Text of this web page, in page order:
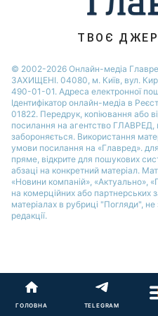
Новини Рівного
ТВОЄ
© 2002-2026 Онлайн-медіа
ЗАХИЩЕНІ. 04080, м. Київ, вул.
490-01-01. Адреса електронної
Ідентифікатор онлайн-медіа в
01822. Передрук, копіювання або
посилання на агентство ГЛАВРЕД,
забороняється. Використання
умови посилання на «Главред».
пряме, відкрите для пошукових
абзаці на конкретний матеріал.
«Новини компаній», «Актуально»,
на комерційних або партнерських
матеріалах в рубриці "Погляди",
редакції.
ГОЛОВНА TELEGRAM